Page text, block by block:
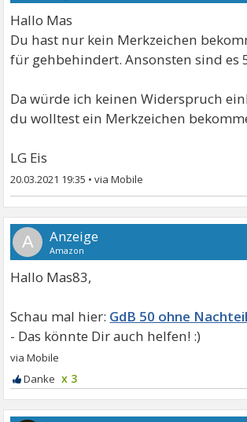
Hallo Mas
Du hast nur kein Merkzeichen
für gehbehindert. Ansonsten sind es
Da würde ich keinen Widerspruch
du wolltest ein Merkzeichen
LG Eis
20.03.2021 19:35 •
A
Hallo Mas83,
GdB 50 ohne
x 3